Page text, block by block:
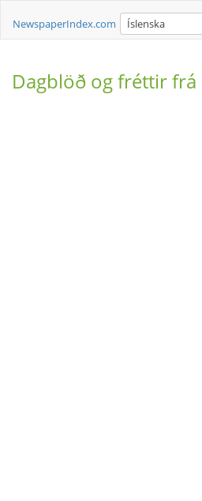
NewspaperIndex.com Íslenska
Dagblöð og fréttir frá